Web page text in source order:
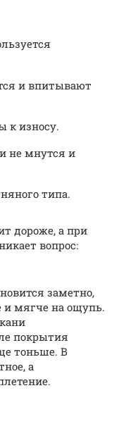
и впитывают
к износу.
не мнутся и
типа.
дороже, а при
вопрос:
заметно,
и мягче на ощупь.
покрытия
тоньше. В
а